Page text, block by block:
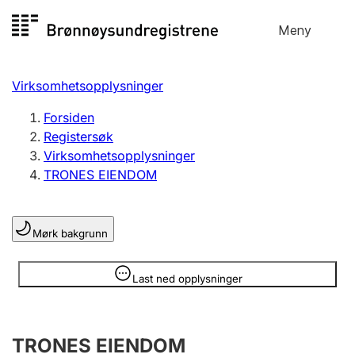
til
Meny
Registersøk
Aksjeselskap
Enkeltpersonforetak
Registrere, endre, slette
Lag og forening
Registrere, endre, slette
Virksomhetsopplysninger
Forsiden
Registersøk
Virksomhetsopplysninger
TRONES EIENDOM
Mørk bakgrunn
Last ned opplysninger
Opplysninger er skjult
TRONES EIENDOM